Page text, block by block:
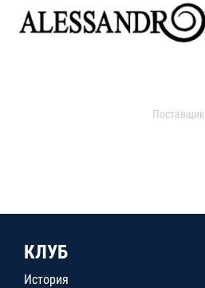
Поставщик
КЛУБ
История